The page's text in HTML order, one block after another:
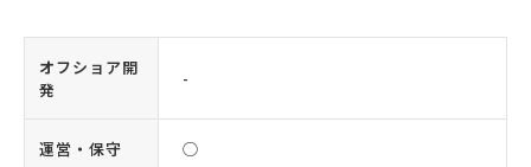
オフショア開
発
-
運営・保守 ◯